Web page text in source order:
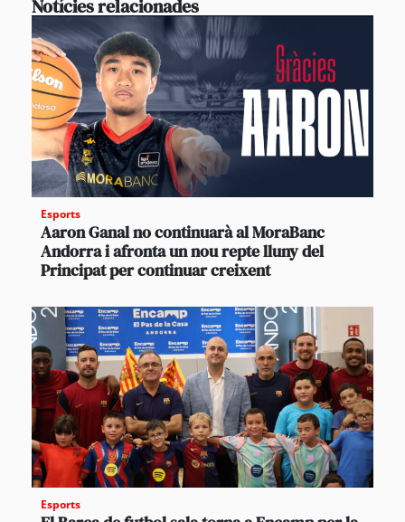
Notícies relacionades
Esports
Aaron Ganal no continuarà al MoraBanc
Andorra i afronta un nou repte lluny del
Principat per continuar creixent
Esports